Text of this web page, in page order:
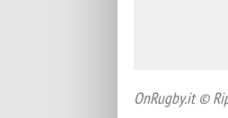
OnRugby.it ©